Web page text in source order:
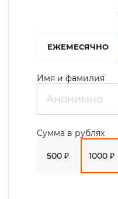
EЖЕМЕСЯЧНО
Имя и фамилия
500 ₽ 1000 ₽
Сумма в рублях